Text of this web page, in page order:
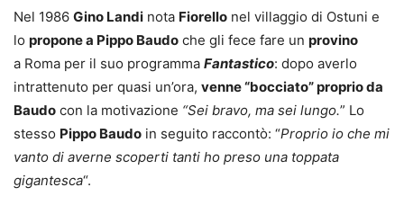
Nel 1986 Gino Landi nota Fiorello nel villaggio di Ostuni e
lo propone a Pippo Baudo che gli fece fare un provino
a Roma per il suo programma Fantastico: dopo averlo
intrattenuto per quasi un’ora, venne “bocciato” proprio da
Baudo con la motivazione “Sei bravo, ma sei lungo.” Lo
stesso Pippo Baudo in seguito raccontò: “Proprio io che mi
vanto di averne scoperti tanti ho preso una toppata
gigantesca“.